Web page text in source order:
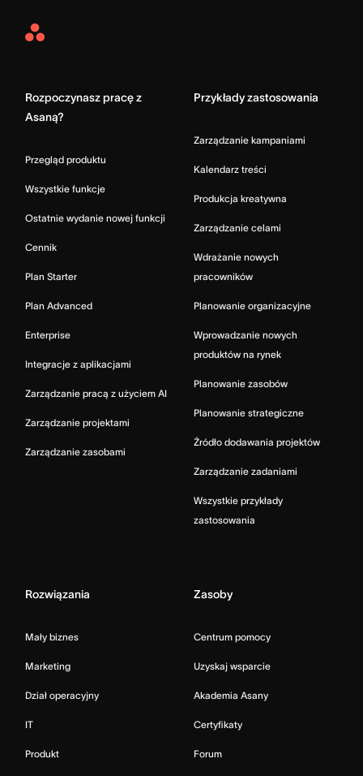
Asana
Rozpoczynasz pracę z
Asaną?
Przegląd produktu
Wszystkie funkcje
Ostatnie wydanie nowej funkcji
Cennik
Plan Starter
Plan Advanced
Enterprise
Integracje z aplikacjami
Zarządzanie pracą z użyciem AI
Zarządzanie projektami
Zarządzanie zasobami
Przykłady zastosowania
Zarządzanie kampaniami
Kalendarz treści
Produkcja kreatywna
Zarządzanie celami
Wdrażanie nowych
pracowników
Planowanie organizacyjne
Wprowadzanie nowych
produktów na rynek
Planowanie zasobów
Planowanie strategiczne
Źródło dodawania projektów
Zarządzanie zadaniami
Wszystkie przykłady
zastosowania
Rozwiązania
Mały biznes
Marketing
Dział operacyjny
IT
Produkt
Zasoby
Centrum pomocy
Uzyskaj wsparcie
Akademia Asany
Certyfikaty
Forum